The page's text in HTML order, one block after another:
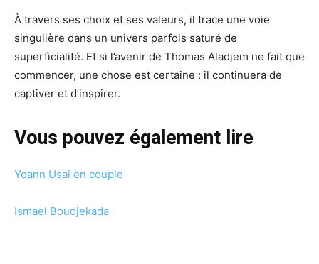
À travers ses choix et ses valeurs, il trace une voie
singulière dans un univers parfois saturé de
superficialité. Et si l’avenir de Thomas Aladjem ne fait que
commencer, une chose est certaine : il continuera de
captiver et d’inspirer.
Vous pouvez également lire
Yoann Usai en couple
Ismael Boudjekada